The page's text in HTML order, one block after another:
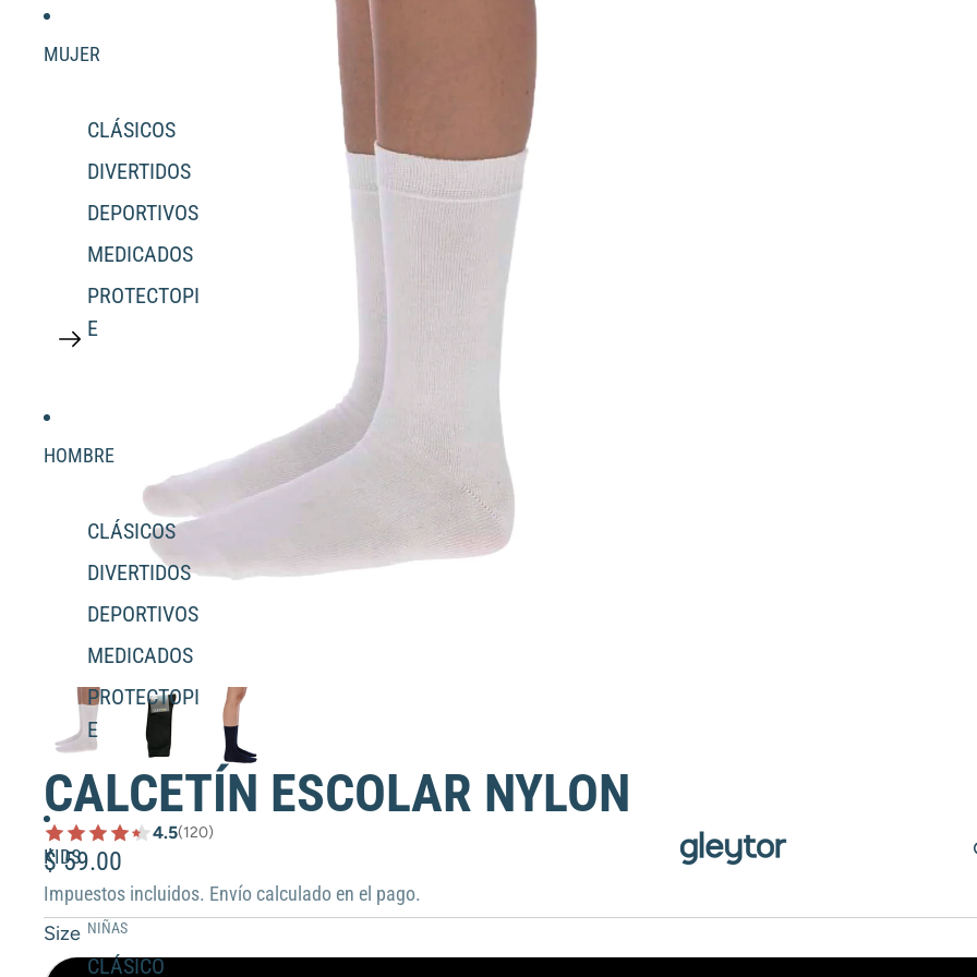
MUJER
CLÁSICOS
DIVERTIDOS
DEPORTIVOS
MEDICADOS
PROTECTOPI
E
HOMBRE
CLÁSICOS
DIVERTIDOS
DEPORTIVOS
MEDICADOS
PROTECTOPI
E
KIDS
NIÑAS
CLÁSICO
CALCETÍN ESCOLAR NYLON
4.5(120)
$ 59.00
Impuestos incluidos. Envío calculado en el pago.
Size